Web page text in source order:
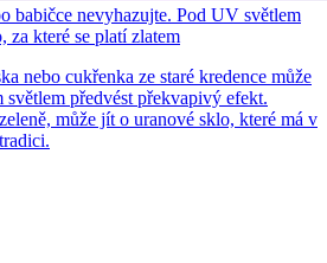
babičce nevyhazujte. Pod UV světlem
za které se platí zlatem
nebo cukřenka ze staré kredence může
předvést překvapivý efekt.
může jít o uranové sklo, které má v